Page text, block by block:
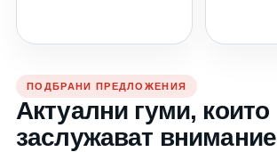
ПОДБРАНИ ПРЕДЛОЖЕНИЯ
Актуални гуми, които
заслужават внимание